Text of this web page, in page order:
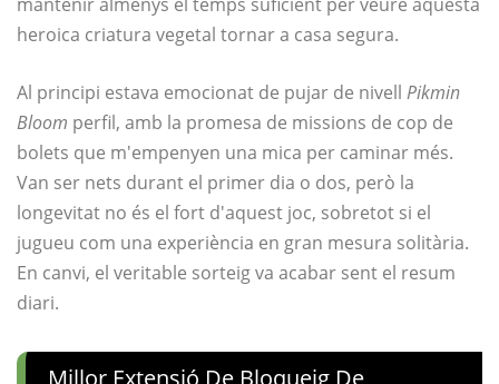
heroica criatura vegetal tornar a casa segura.
Al principi estava emocionat de pujar de nivell Pikmin
Bloom perfil, amb la promesa de missions de cop de
bolets que m'empenyen una mica per caminar més.
Van ser nets durant el primer dia o dos, però la
longevitat no és el fort d'aquest joc, sobretot si el
jugueu com una experiència en gran mesura solitària.
En canvi, el veritable sorteig va acabar sent el resum
diari.
Millor Extensió De Bloqueig De